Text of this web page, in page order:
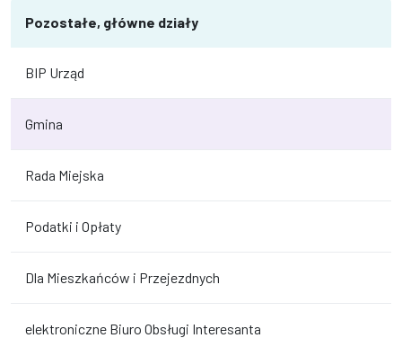
Pozostałe, główne działy
BIP Urząd
Gmina
Rada Miejska
Podatki i Opłaty
Dla Mieszkańców i Przejezdnych
elektroniczne Biuro Obsługi Interesanta